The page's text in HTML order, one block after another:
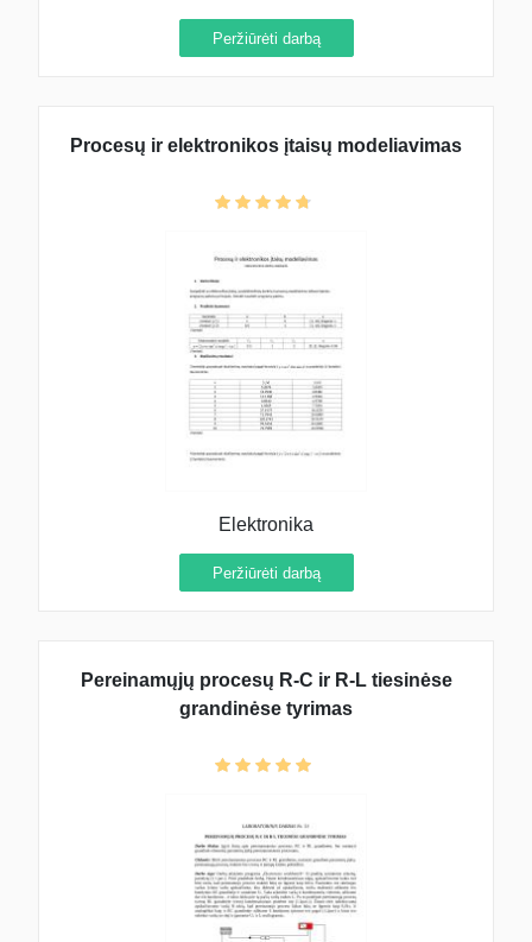
Peržiūrėti darbą
Procesų ir elektronikos įtaisų modeliavimas
Elektronika
Peržiūrėti darbą
Pereinamųjų procesų R-C ir R-L tiesinėse
grandinėse tyrimas